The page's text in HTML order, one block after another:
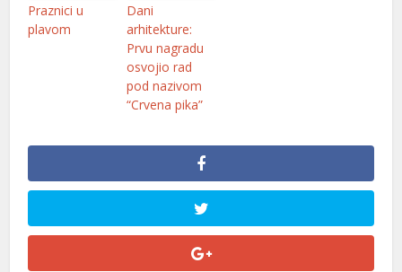
Praznici u
plavom
Dani
arhitekture:
Prvu nagradu
osvojio rad
pod nazivom
“Crvena pika”